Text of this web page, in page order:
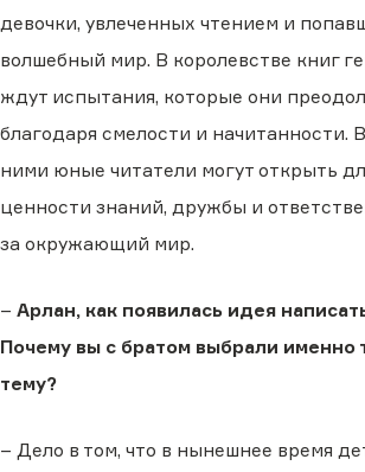
девочки, увлеченных чтением и
волшебный мир. В королевстве книг
ждут испытания, которые они
благодаря смелости и начитанности.
ними юные читатели могут открыть
ценности знаний, дружбы и
за окружающий мир.
– Арлан, как появилась идея
Почему вы с братом выбрали именно
тему?
– Дело в том, что в нынешнее время